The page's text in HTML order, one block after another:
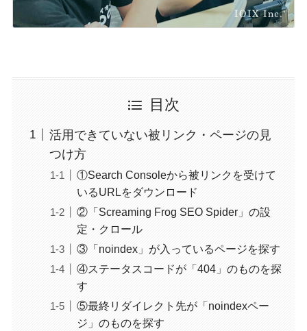
目次
活用できていない被リンク・ページの見
つけ方
①Search Consoleから被リンクを受けて
いるURLをダウンロード
②「Screaming Frog SEO Spider」の設
定・クロール
③「noindex」が入っているページを探す
④ステータスコードが「404」のものを探
す
⑤最終リダイレクト先が「noindexペー
ジ」のものを探す